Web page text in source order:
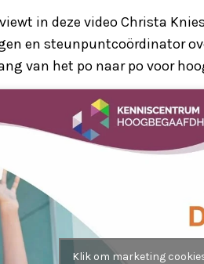
in deze video Christa
en steunpuntcoördinator
van het po naar po voor
Klik om marketing